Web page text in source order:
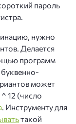
пароль
нужно
Делается
программ
может
12 (число
. Инструменту для
такой